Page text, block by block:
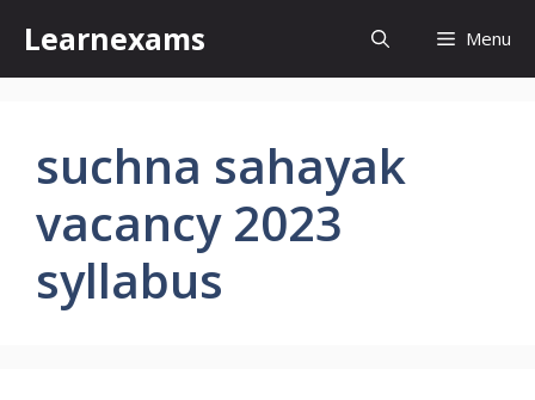
content
Learnexams Menu
suchna sahayak
vacancy 2023
syllabus